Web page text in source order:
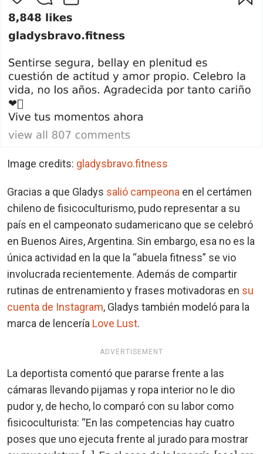
Image credits: gladysbravo.fitness
Gracias a que Gladys salió campeona en el certámen
chileno de fisicoculturismo, pudo representar a su
país en el campeonato sudamericano que se celebró
en Buenos Aires, Argentina. Sin embargo, esa no es la
única actividad en la que la “abuela fitness” se vio
involucrada recientemente. Además de compartir
rutinas de entrenamiento y frases motivadoras en su
cuenta de Instagram, Gladys también modeló para la
marca de lencería Love Lust.
ADVERTISEMENT
La deportista comentó que pararse frente a las
cámaras llevando pijamas y ropa interior no le dio
pudor y, de hecho, lo comparó con su labor como
fisicoculturista: “En las competencias hay cuatro
poses que uno ejecuta frente al jurado para mostrar